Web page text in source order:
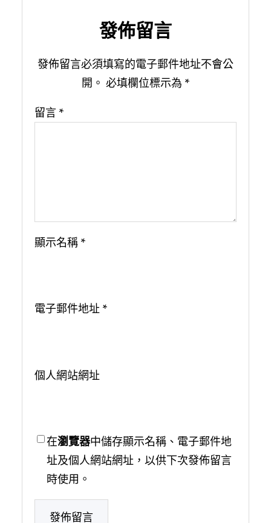
發佈留言
發佈留言必須填寫的電子郵件地址不會公
開。 必填欄位標示為 *
留言 *
顯示名稱 *
電子郵件地址 *
個人網站網址
在瀏覽器中儲存顯示名稱、電子郵件地
址及個人網站網址，以供下次發佈留言
時使用。